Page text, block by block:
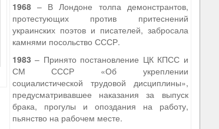
1968– В Лондоне толпа демонстрантов,
протестующих против притеснений
украинских поэтов и писателей, забросала
камнями посольство СССР.
1983 – Принято постановление ЦК КПСС и
СМ СССР «Об укреплении
социалистической трудовой дисциплины»,
предусматривавшее наказания за выпуск
брака, прогулы и опоздания на работу,
пьянство на рабочем месте.